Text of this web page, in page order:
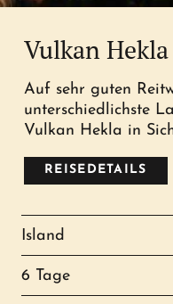
Vulkan Hekla
Auf sehr guten
unterschiedlichste
Vulkan Hekla in
REISEDETAILS
Island
6 Tage